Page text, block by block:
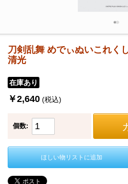
刀剣乱舞 めでぃぬいこれく
清光
在庫あり
￥2,640 (税込)
個数:
ほしい物リストに追加